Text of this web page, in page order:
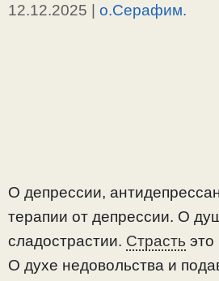
12.12.2025 | о.Серафим.
О депрессии,
терапии от депрессии. О
сладострастии. Страсть
О духе недовольства и